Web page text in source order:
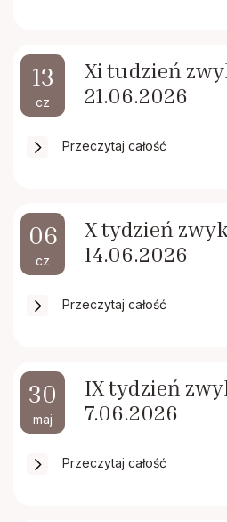
13
cz
Xi tudzień
21.06.2026
Przeczytaj całość
06
cz
X tydzień
14.06.2026
Przeczytaj całość
30
maj
IX tydzień
7.06.2026
Przeczytaj całość